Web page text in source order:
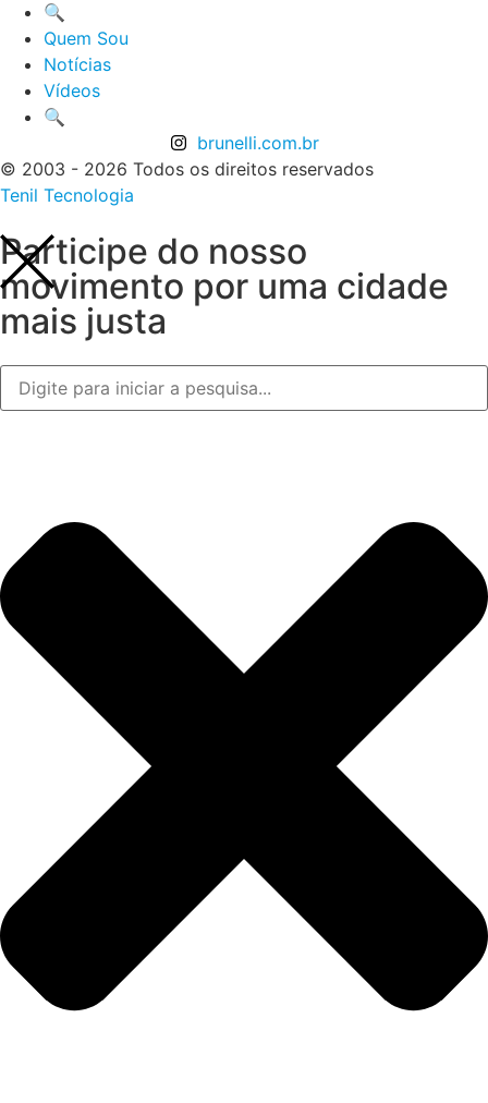
🔍
Quem Sou
Notícias
Vídeos
🔍
brunelli.com.br
© 2003 - 2026 Todos os direitos reservados
Tenil Tecnologia
Participe do nosso
movimento por uma cidade
mais justa